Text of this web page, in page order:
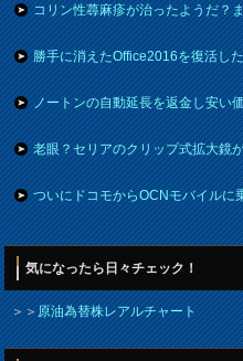
コリン性蕁麻疹が治ったようだ？
勝手に消えたOffice2016を復活し
ノートンの自動延長を返金し安い
老眼？セリアのクリップ式拡大鏡
ついにドコモからOCNモバイルに
気になったら日々チェック！
＞＞原油為替株レアルチャート